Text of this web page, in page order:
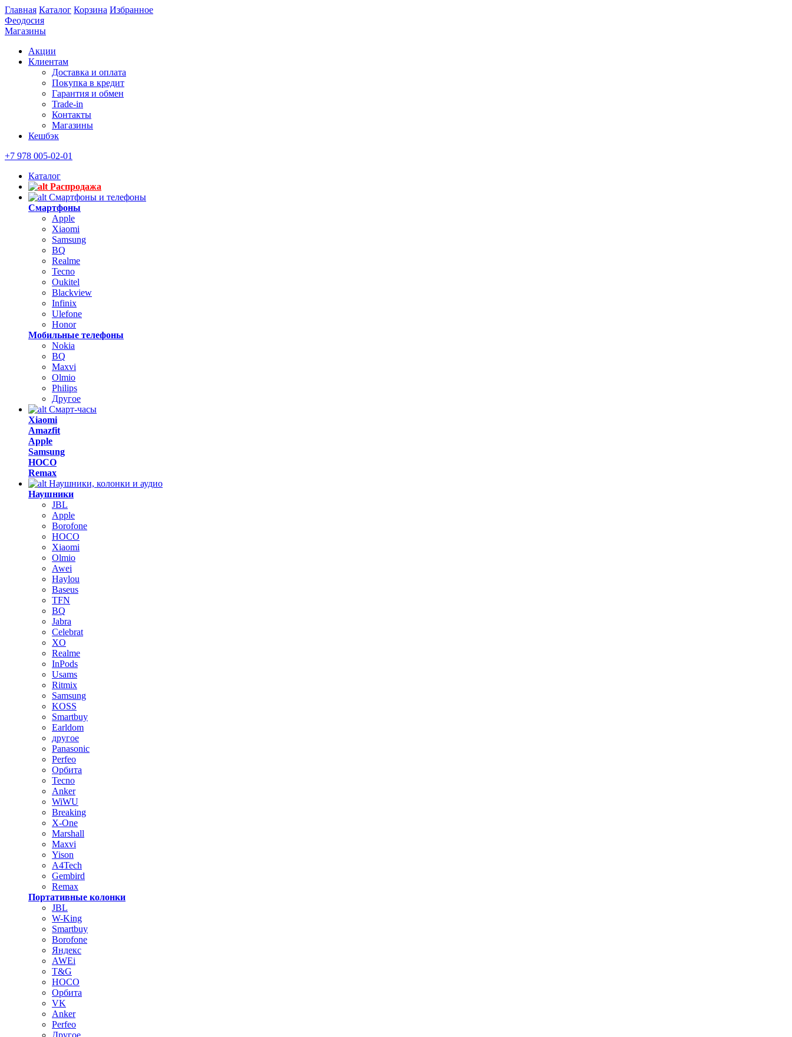
Главная Каталог Корзина Избранное
Феодосия
Магазины
Акции
Клиентам
Доставка и оплата
Покупка в кредит
Гарантия и обмен
Trade-in
Контакты
Магазины
Кешбэк
+7 978 005-02-01
Каталог
Распродажа
Смартфоны и телефоны
Смартфоны
Apple
Xiaomi
Samsung
BQ
Realme
Tecno
Oukitel
Blackview
Infinix
Ulefone
Honor
Мобильные телефоны
Nokia
BQ
Maxvi
Olmio
Philips
Другое
Смарт-часы
Xiaomi
Amazfit
Apple
Samsung
HOCO
Remax
Наушники, колонки и аудио
Наушники
JBL
Apple
Borofone
HOCO
Xiaomi
Olmio
Awei
Haylou
Baseus
TFN
BQ
Jabra
Celebrat
XO
Realme
InPods
Usams
Ritmix
Samsung
KOSS
Smartbuy
Earldom
другое
Panasonic
Perfeo
Орбита
Tecno
Anker
WiWU
Breaking
X-One
Marshall
Maxvi
Yison
A4Tech
Gembird
Remax
Портативные колонки
JBL
W-King
Smartbuy
Borofone
Яндекс
AWEi
T&G
HOCO
Орбита
VK
Anker
Perfeo
Другое